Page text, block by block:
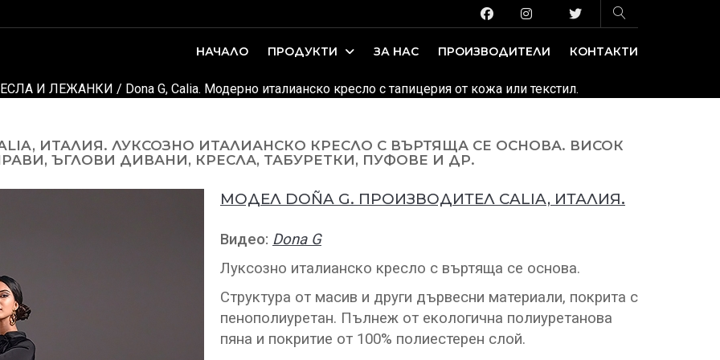
НАЧАЛО ПРОДУКТИ ЗА НАС ПРОИЗВОДИТЕЛИ КОНТАКТИ
И ЛЕЖАНКИ / Dona G, Calia. Модерно италианско кресло с тапицерия от кожа или текстил.
ИТАЛИЯ. ЛУКСОЗНО ИТАЛИАНСКО КРЕСЛО С ВЪРТЯЩА СЕ ОСНОВА. ВИСОК
ЪГЛОВИ ДИВАНИ, КРЕСЛА, ТАБУРЕТКИ, ПУФОВЕ И ДР.
МОДЕЛ DOÑA G. ПРОИЗВОДИТЕЛ CALIA, ИТАЛИЯ.
Видео: Dona G
Луксозно италианско кресло с въртяща се основа.
Структура от масив и други дървесни материали, покрита с
пенополиуретан. Пълнеж от екологична полиуретанова
пяна и покритие от 100% полиестерен слой.